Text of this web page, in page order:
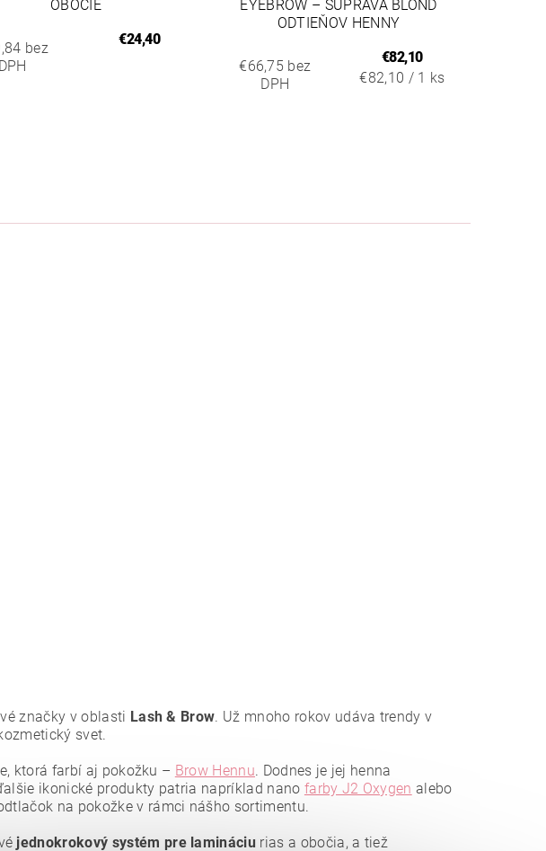
OBOČIE
bez
DPH
€24,40
EYEBROW – SÚPRAVA BLOND
ODTIEŇOV HENNY
€66,75 bez
DPH
€82,10
€82,10 / 1 ks
značky v oblasti Lash & Brow. Už mnoho rokov udáva trendy v
svet.
ktorá farbí aj pokožku – Brow Hennu. Dodnes je jej henna
ikonické produkty patria napríklad nano farby J2 Oxygen alebo
na pokožke v rámci nášho sortimentu.
jednokrokový systém pre lamináciu rias a obočia, a tiež